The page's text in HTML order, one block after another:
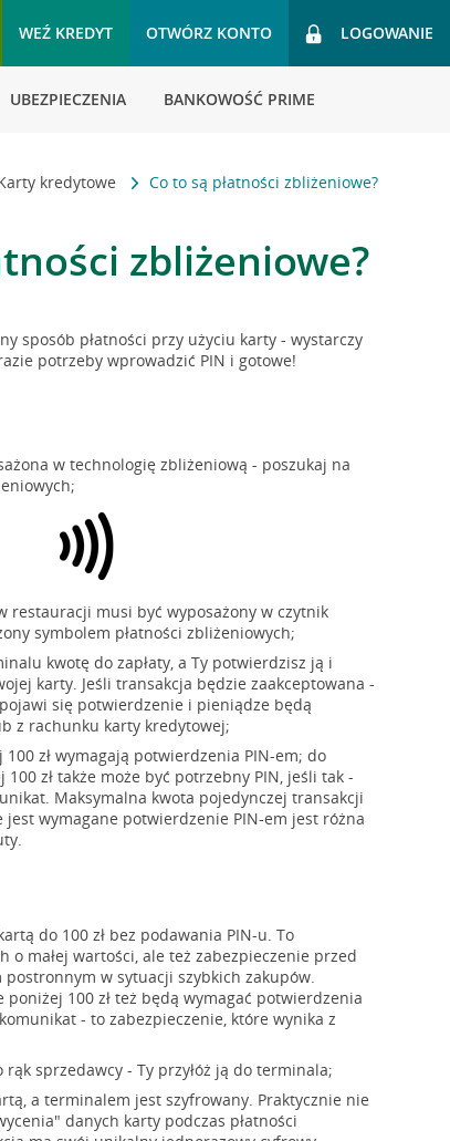
WEŹ KREDYT OTWÓRZ KONTO LOGOWANIE
UBEZPIECZENIA BANKOWOŚĆ PRIME
kredytowe Co to są płatności zbliżeniowe?
zbliżeniowe?
sposób płatności przy użyciu karty - wystarczy
potrzeby wprowadzić PIN i gotowe!
w technologię zbliżeniową - poszukaj na
restauracji musi być wyposażony w czytnik
symbolem płatności zbliżeniowych;
kwotę do zapłaty, a Ty potwierdzisz ją i
karty. Jeśli transakcja będzie zaakceptowana -
się potwierdzenie i pieniądze będą
z rachunku karty kredytowej;
100 zł wymagają potwierdzenia PIN-em; do
zł także może być potrzebny PIN, jeśli tak -
Maksymalna kwota pojedynczej transakcji
wymagane potwierdzenie PIN-em jest różna
do 100 zł bez podawania PIN-u. To
o małej wartości, ale też zabezpieczenie przed
w sytuacji szybkich zakupów.
poniżej 100 zł też będą wymagać potwierdzenia
- to zabezpieczenie, które wynika z
sprzedawcy - Ty przyłóż ją do terminala;
a terminalem jest szyfrowany. Praktycznie nie
danych karty podczas płatności